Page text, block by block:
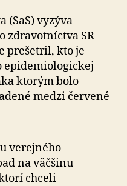
údaje
(SaS) vyzýva
zdravotníctva SR
prešetril, kto je
epidemiologickej
ktorým bolo
medzi červené
verejného
na väčšinu
chceli